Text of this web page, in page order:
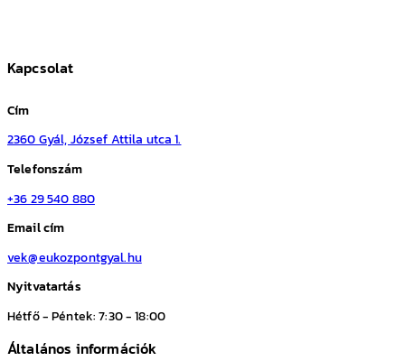
Kapcsolat
Cím
2360 Gyál, József Attila utca 1.
Telefonszám
+36 29 540 880
Email cím
vek@eukozpontgyal.hu
Nyitvatartás
Hétfő - Péntek: 7:30 - 18:00
Általános információk